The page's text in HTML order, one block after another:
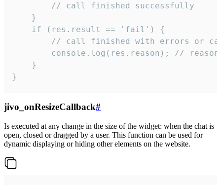
        // call finished successfully
    }
    if (res.result == 'fail') {
// call finished with errors or
console.log(res.reason); //
    }
}
jivo_onResizeCallback#
Is executed at any change in the size of the widget: when the chat is
open, closed or dragged by a user. This function can be used for
dynamic displaying or hiding other elements on the website.